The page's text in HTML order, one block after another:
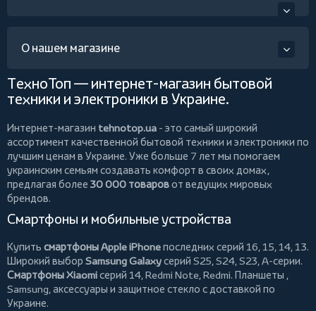
О нашем магазине
ТехноТоп — интернет-магазин бытовой
техники и электроники в Украине.
Интернет-магазин tehnotop.ua - это самый широкий
ассортимент качественной бытовой техники и электроники по
лучшим ценам в Украине. Уже больше 7 лет мы помогаем
украинским семьям создавать комфорт в своих домах,
предлагая более 30 000 товаровот ведущих мировых
брендов.
Смартфоны и мобильные устройства
Купить смартфоны Apple iPhoneпоследних серий 16, 15, 14, 13.
Широкий выбор Samsung Galaxyсерий S25, S24, S23, A-серии.
Смартфоны Xiaomiсерий 14, Redmi Note, Redmi. Планшеты ,
Samsung, аксессуары и защитное стекло с доставкой по
Украине.